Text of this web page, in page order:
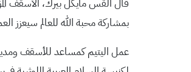
بمشاركة محبة الله للعالم سيعزز